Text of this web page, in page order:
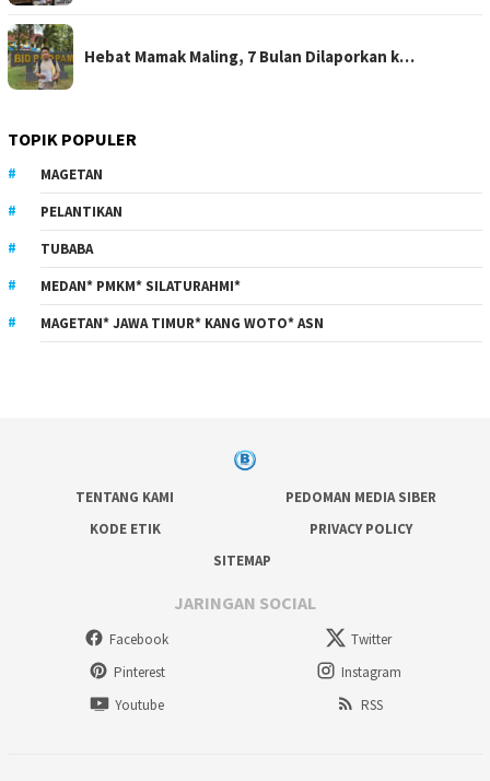
Hebat Mamak Maling, 7 Bulan Dilaporkan k…
TOPIK POPULER
MAGETAN
PELANTIKAN
TUBABA
MEDAN* PMKM* SILATURAHMI*
MAGETAN* JAWA TIMUR* KANG WOTO* ASN
TENTANG KAMI
PEDOMAN MEDIA SIBER
KODE ETIK
PRIVACY POLICY
SITEMAP
JARINGAN SOCIAL
Facebook
Twitter
Pinterest
Instagram
Youtube
RSS